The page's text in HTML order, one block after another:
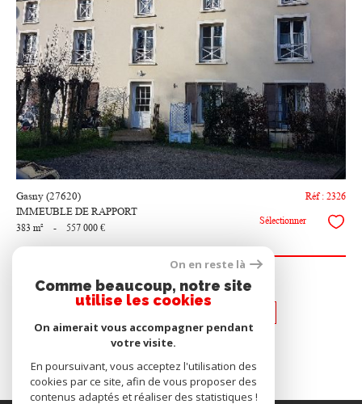
voir le
bien
Gasny (27620)
IMMEUBLE DE RAPPORT
Réf : 2326
383 m² - 557 000 €
Sélectionner
On en reste là
Comme beaucoup, notre site
utilise les cookies
On aimerait vous accompagner pendant
votre visite.
En poursuivant, vous acceptez l'utilisation des
cookies par ce site, afin de vous proposer des
contenus adaptés et réaliser des statistiques !